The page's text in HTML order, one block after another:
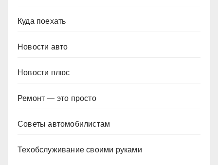
Куда поехать
Новости авто
Новости плюс
Ремонт — это просто
Советы автомобилистам
Техобслуживание своими руками